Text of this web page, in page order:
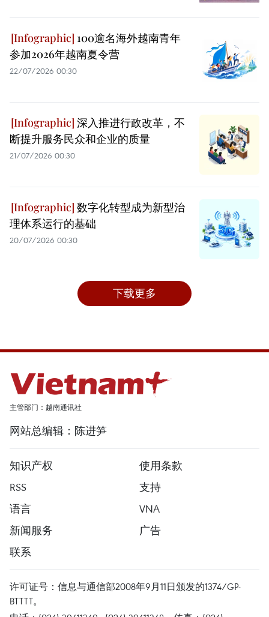
100逾名海外越南青年
参加2026年越南夏令营
22/07/2026 00:30
深入推进行政改革，不
断提升服务民众和企业的质量
21/07/2026 00:30
数字化转型成为新型治
理体系运行的基础
20/07/2026 00:30
下载更多
主管部门：越南通讯社
网站总编辑：陈进笋
知识产权
使用条款
RSS
支持
语言
VNA
新闻服务
广告
联系
许可证号：信息与通信部2008年9月11日颁发的1374/GP-
BTTTT。